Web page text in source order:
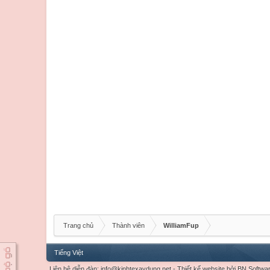
Trang chủ Thành viên WilliamFup
Tiếng Việt